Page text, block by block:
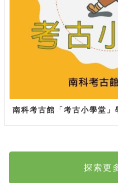
南科考古館「考古小學堂」
探索更